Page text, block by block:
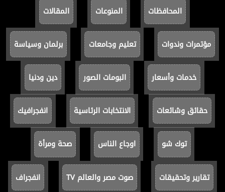
المحافظات المنوعات المقالات
مؤتمرات وندوات تعليم وجامعات برلمان وسياسة
خدمات وأسعار البومات الصور دين ودنيا
حقائق وشائعات الانتخابات الرئاسية انفجرافيك
توك شو اوجاع الناس صحة ومرأة
تقارير وتحقيقات صوت مصر والعالم TV انفجراف